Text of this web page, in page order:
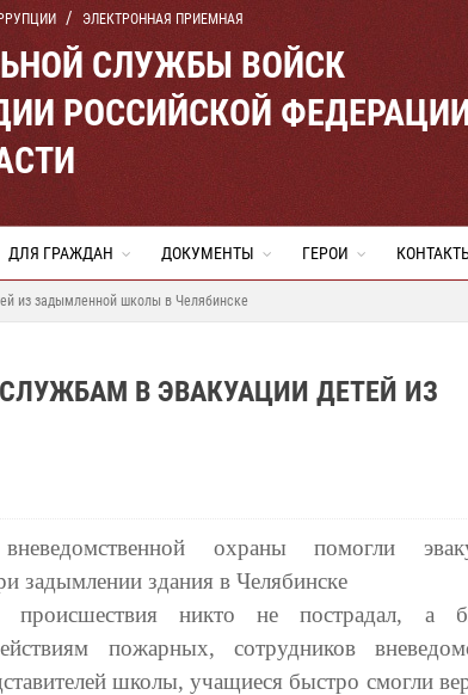
ЭЛЕКТРОННАЯ ПРИЕМНАЯ
СЛУЖБЫ ВОЙСК
РОССИЙСКОЙ
ДЛЯ ГРАЖДАН ДОКУМЕНТЫ ГЕРОИ
из задымленной школы в Челябинске
В ЭВАКУАЦИИ ДЕТЕЙ ИЗ
охраны помогли
задымлении здания в Челябинске
происшествия никто не пострадал, а
пожарных, сотрудников
школы, учащиеся быстро смогли